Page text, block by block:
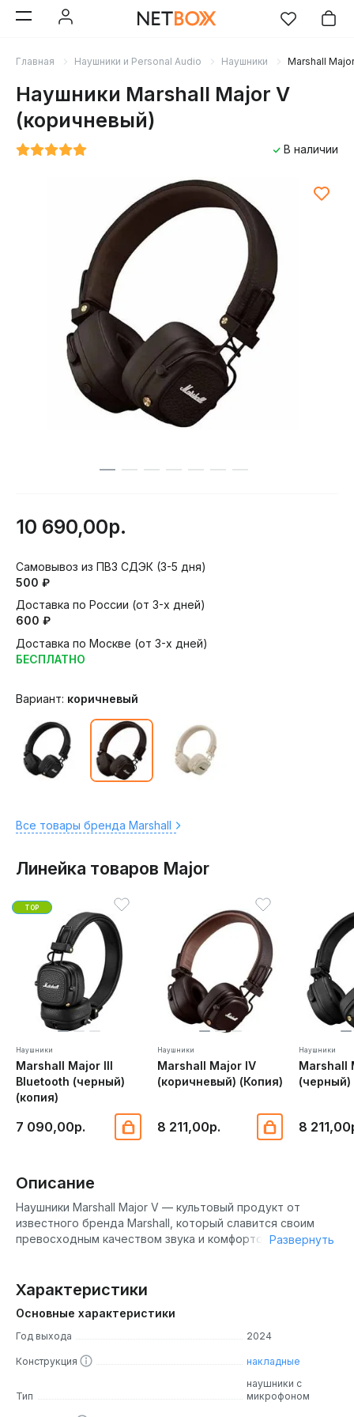
Главная Наушники и Personal Audio Наушники Marshall
Наушники Marshall Major V
(коричневый)
В наличии
10 690,00р.
Самовывоз из ПВЗ СДЭК (3-5 дня)
500 ₽
Доставка по России (от 3-х дней)
600 ₽
Доставка по Москве (от 3-х дней)
БЕСПЛАТНО
Вариант: коричневый
Все товары бренда Marshall
Линейка товаров Major
TOP
Наушники
Marshall Major III
Bluetooth (черный)
(копия)
7 090,00р.
Наушники
Marshall Major IV
(коричневый) (Копия)
8 211,00р.
Наушники
Marshall
(черный)
8
Описание
Наушники Marshall Major V — культовый продукт от
известного бренда Marshall, который славится своим
превосходным качеством звука и комфортом в
станут идеальным выбором для тех, кто ищет
качественный звук, удобство и стиль "в одном флаконе".
Дизайн
Наушники Marshall Major V имеют комфортный
классический дизайн, который всегда будет радовать
глаз настоящего ценителя. Наушники выполнены из
Развернуть
Характеристики
Основные характеристики
Год выхода 2024
Конструкция накладные
Тип
наушники с
микрофоном